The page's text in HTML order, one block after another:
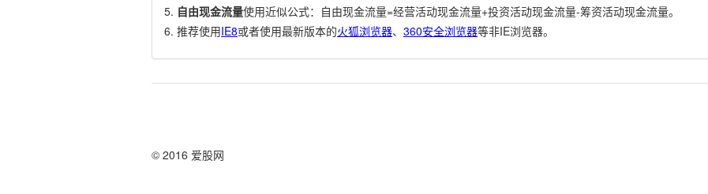
自由现金流量使用近似公式：自由现金流量=经营活动现金流量+投资活动现金流量-筹资活动现金流量。
推荐使用IE8或者使用最新版本的火狐浏览器、 360安全浏览器等非IE浏览器。
© 2016 爱股网